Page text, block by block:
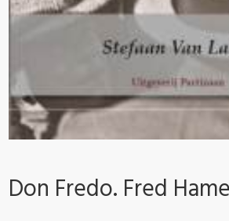
Don Fredo. Fred